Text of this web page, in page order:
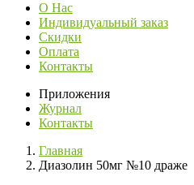
О Нас
Индивидуальный заказ
Скидки
Оплата
Контакты
Приложения
Журнал
Контакты
Главная
Диазолин 50мг №10 драже